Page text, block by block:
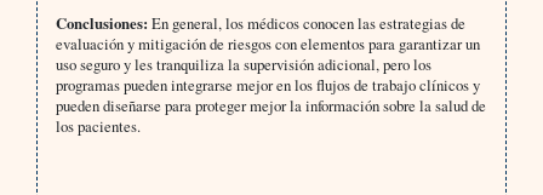
Conclusiones: En general, los médicos conocen las estrategias de
evaluación y mitigación de riesgos con elementos para garantizar un
uso seguro y les tranquiliza la supervisión adicional, pero los
programas pueden integrarse mejor en los flujos de trabajo clínicos y
pueden diseñarse para proteger mejor la información sobre la salud de
los pacientes.